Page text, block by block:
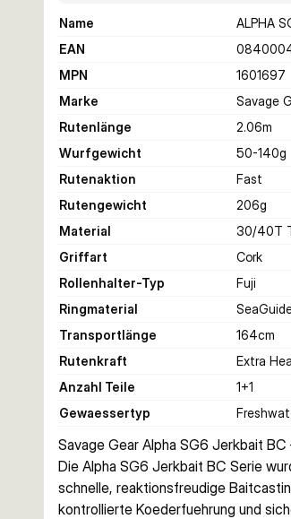
Name
ALPHA
EAN
MPN
1601697
Marke
Savage
Rutenlänge
2.06m
Wurfgewicht
50-140g
Rutenaktion
Fast
Rutengewicht
206g
Material
30/40T
Griffart
Cork
Rollenhalter-Typ
Fuji
Ringmaterial
Transportlänge
164cm
Rutenkraft
Extra
Anzahl Teile
1+1
Gewaessertyp
Savage Gear Alpha SG6 Jerkbait
Die Alpha SG6 Jerkbait BC Serie
schnelle, reaktionsfreudige
kontrollierte Koederfuehrung und